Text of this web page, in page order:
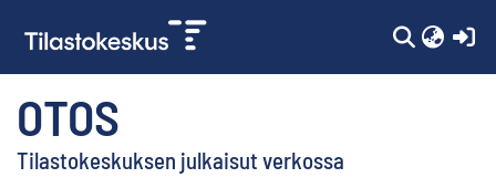
OTOS
Tilastokeskuksen julkaisut verkossa